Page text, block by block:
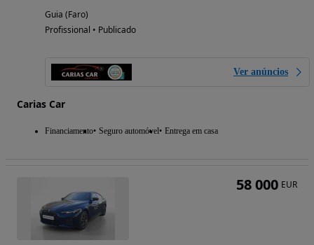
Guia (Faro)
Profissional • Publicado
Ver anúncios
Carias Car
Financiamento Seguro automóvel Entrega em casa
58 000 EUR